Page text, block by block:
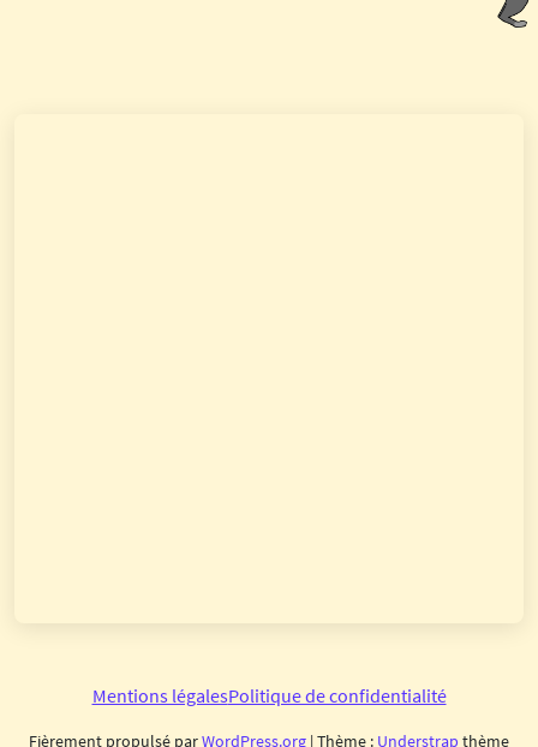
Mentions légalesPolitique de confidentialité
Fièrement propulsé parWordPress.org | Thème : Understrap thème